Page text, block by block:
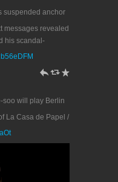
suspended anchor
messages revealed
his scandal-
h J R
soo will play Berlin
La Casa de Papel /